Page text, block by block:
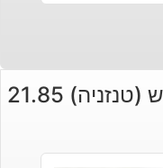
אבן חן: טנזנייט גלם לליטוש (טנזניה) 21.85